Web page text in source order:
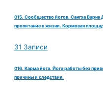
015. Сообщество йогов. Сангха
пропитание в жизни. Кормовая
31 Записи
016. Карма йога. Йога работы без
причины и следствия.